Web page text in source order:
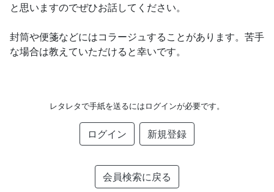
と思いますのでぜひお話してください。
封筒や便箋などにはコラージュすることがあります。苦手
な場合は教えていただけると幸いです。
レタレタで手紙を送るにはログインが必要です。
ログイン 新規登録
会員検索に戻る